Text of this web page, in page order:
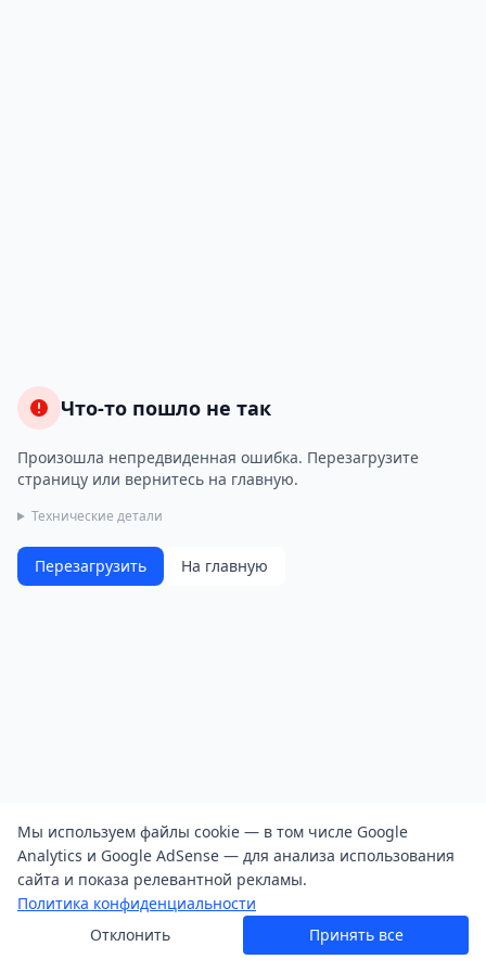
Что-то пошло не так
Произошла непредвиденная ошибка. Перезагрузите
страницу или вернитесь на главную.
Технические детали
Перезагрузить На главную
Мы используем файлы cookie — в том числе Google
Analytics и Google AdSense — для анализа использования
сайта и показа релевантной рекламы.
Политика конфиденциальности
Отклонить
Принять все